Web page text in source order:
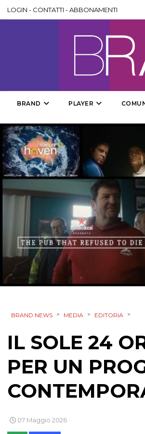
LOGIN - CONTATTI -ABBONAMENTI
BRAND PLAYER
BRAND NEWS > MEDIA > EDITORIA >
IL SOLE 24
PER UN
07 Maggio 2026